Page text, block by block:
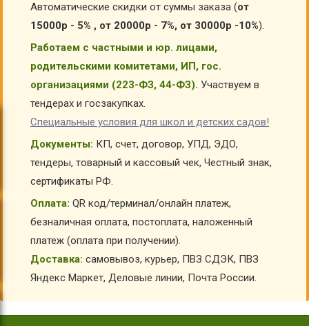
Автоматические скидки от суммы заказа (от
15000р - 5% , от 20000р - 7%, от 30000р -10%).
Работаем с частными и юр. лицами,
родительскими комитетами, ИП, гос.
организациями (223-ФЗ, 44-ФЗ). Участвуем в
тендерах и госзакупках.
Специальные условия для школ и детских садов!
Документы: КП, счет, договор, УПД, ЭДО,
тендеры, товарный и кассовый чек, Честный знак,
сертификаты РФ.
Оплата: QR код/терминал/онлайн платеж,
безналичная оплата, постоплата, наложенный
платеж (оплата при получении).
Доставка: самовывоз, курьер, ПВЗ СДЭК, ПВЗ
Яндекс Маркет, Деловые линии, Почта России.